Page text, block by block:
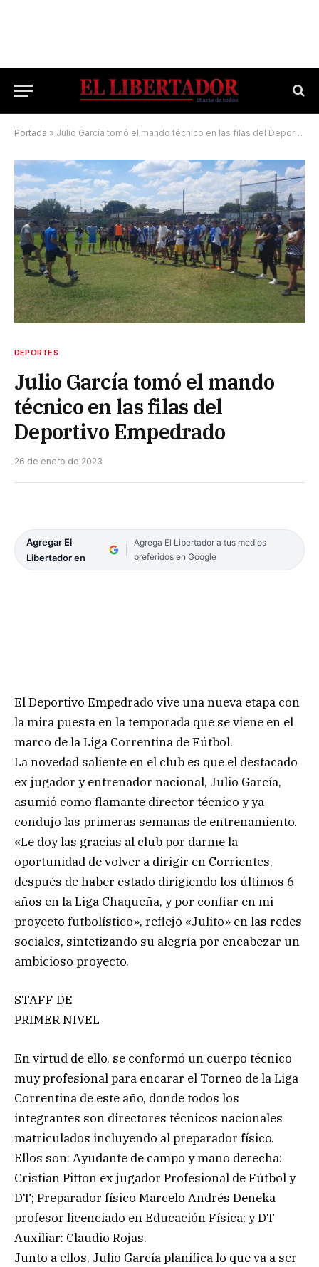
Portada » Julio García tomó el mando técnico en las filas del Deportivo Empedrado
DEPORTES
Julio García tomó el mando
técnico en las filas del
Deportivo Empedrado
26 de enero de 2023
Agregar El
Libertador en
Agrega El Libertador a tus medios
preferidos en Google
El Deportivo Empedrado vive una nueva etapa con
la mira puesta en la temporada que se viene en el
marco de la Liga Correntina de Fútbol.
La novedad saliente en el club es que el destacado
ex jugador y entrenador nacional, Julio García,
asumió como flamante director técnico y ya
condujo las primeras semanas de entrenamiento.
«Le doy las gracias al club por darme la
oportunidad de volver a dirigir en Corrientes,
después de haber estado dirigiendo los últimos 6
años en la Liga Chaqueña, y por confiar en mi
proyecto futbolístico», reflejó «Julito» en las redes
sociales, sintetizando su alegría por encabezar un
ambicioso proyecto.
STAFF DE
PRIMER NIVEL
En virtud de ello, se conformó un cuerpo técnico
muy profesional para encarar el Torneo de la Liga
Correntina de este año, donde todos los
integrantes son directores técnicos nacionales
matriculados incluyendo al preparador físico.
Ellos son: Ayudante de campo y mano derecha:
Cristian Pitton ex jugador Profesional de Fútbol y
DT; Preparador físico Marcelo Andrés Deneka
profesor licenciado en Educación Física; y DT
Auxiliar: Claudio Rojas.
Junto a ellos, Julio García planifica lo que va a ser